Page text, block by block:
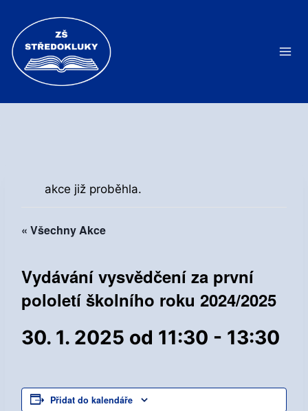
obsah
akce již proběhla.
« Všechny Akce
Vydávání vysvědčení za první
pololetí školního roku 2024/2025
30. 1. 2025 od 11:30 - 13:30
Přidat do kalendáře